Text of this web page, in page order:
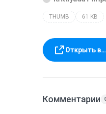
THUMB 61 KB
Открыть в…
Комментарии